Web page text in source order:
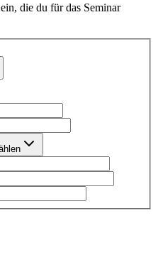
die du für das Seminar